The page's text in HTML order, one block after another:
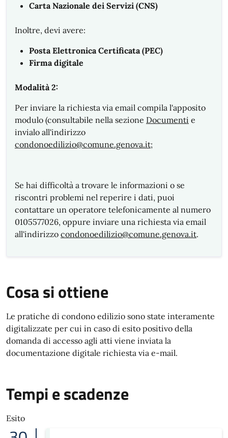
Carta Nazionale dei Servizi (CNS)
Inoltre, devi avere:
Posta Elettronica Certificata (PEC)
Firma digitale
Modalità 2:
Per inviare la richiesta via email compila l'apposito
modulo (consultabile nella sezione Documenti e
invialo all'indirizzo
condonoedilizio@comune.genova.it;
Se hai difficoltà a trovare le informazioni o se
riscontri problemi nel reperire i dati, puoi
contattare un operatore telefonicamente al numero
0105577026, oppure inviare una richiesta via email
all'indirizzo condonoedilizio@comune.genova.it.
Cosa si ottiene
Le pratiche di condono edilizio sono state interamente
digitalizzate per cui in caso di esito positivo della
domanda di accesso agli atti viene inviata la
documentazione digitale richiesta via e-mail.
Tempi e scadenze
Esito